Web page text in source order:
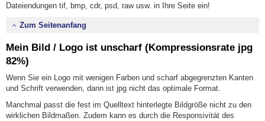
Dateiendungen tif, bmp, cdr, psd, raw usw. in Ihre Seite ein!
Zum Seitenanfang
Mein Bild / Logo ist unscharf (Kompressionsrate jpg
82%)
Wenn Sie ein Logo mit wenigen Farben und scharf abgegrenzten Kanten
und Schrift verwenden, dann ist jpg nicht das optimale Format.
Manchmal passt die fest im Quelltext hinterlegte Bildgröße nicht zu den
wirklichen Bildmaßen. Zudem kann es durch die Responsivität des